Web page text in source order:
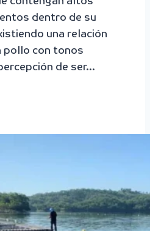
dentro de su
una relación
pollo con tonos
de ser…